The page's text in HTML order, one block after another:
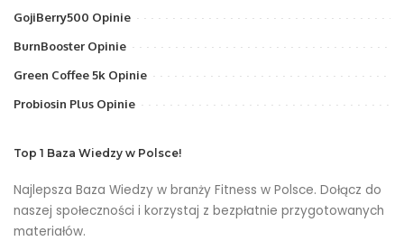
GojiBerry500 Opinie
BurnBooster Opinie
Green Coffee 5k Opinie
Probiosin Plus Opinie
Top 1 Baza Wiedzy w Polsce!
Najlepsza Baza Wiedzy w branży Fitness w Polsce. Dołącz do
naszej społeczności i korzystaj z bezpłatnie przygotowanych
materiałów.